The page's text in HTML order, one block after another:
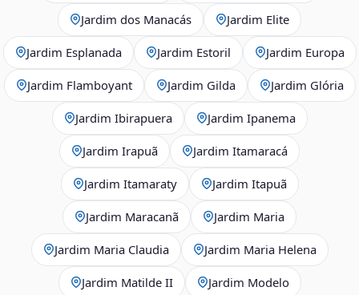
Jardim dos Manacás Jardim Elite
Jardim Esplanada Jardim Estoril Jardim Europa
Jardim Flamboyant Jardim Gilda Jardim Glória
Jardim Ibirapuera Jardim Ipanema
Jardim Irapuã Jardim Itamaracá
Jardim Itamaraty Jardim Itapuã
Jardim Maracanã Jardim Maria
Jardim Maria Claudia Jardim Maria Helena
Jardim Matilde II Jardim Modelo